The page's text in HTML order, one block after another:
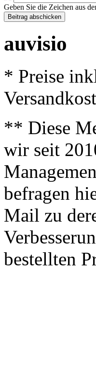
Geben Sie die Zeichen aus
auvisio
* Preise
** Diese
wir seit
befragen
Mail zu
bestellten